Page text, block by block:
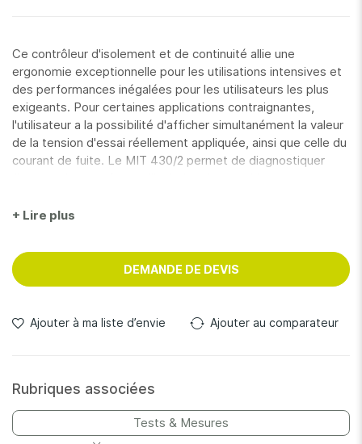
Ce contrôleur d'isolement et de continuité allie une
ergonomie exceptionnelle pour les utilisations intensives et
des performances inégalées pour les utilisateurs les plus
exigeants. Pour certaines applications contraignantes,
l'utilisateur a la possibilité d'afficher simultanément la valeur
de la tension d'essai réellement appliquée, ainsi que celle du
courant de fuite. Le MIT 430/2 permet de diagnostiquer
et de rapport d'absorption diélectrique. Ce contrôleur
Gohms sur des tensions d'essais de 50 / 100 / 250 / 500 / 1
000 V et une fonction de mémoire.
+ Lire plus
DEMANDE DE DEVIS
Ajouter à ma liste d’envie Ajouter au comparateur
Rubriques associées
Tests & Mesures